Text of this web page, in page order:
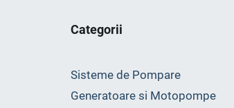
Categorii
Sisteme de Pompare
Generatoare si Motopompe